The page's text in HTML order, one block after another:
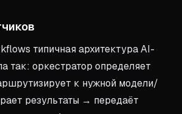
типичная архитектура AI-
так: оркестратор определяет
к нужной модели/
результаты → передаёт